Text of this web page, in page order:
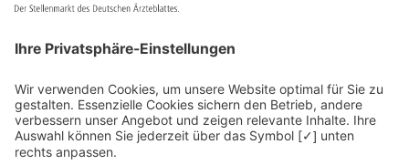
Kontakt
Datenschutz
Newsletter